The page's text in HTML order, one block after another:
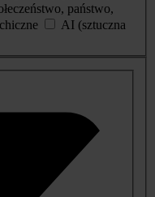
państwo,
AI (sztuczna